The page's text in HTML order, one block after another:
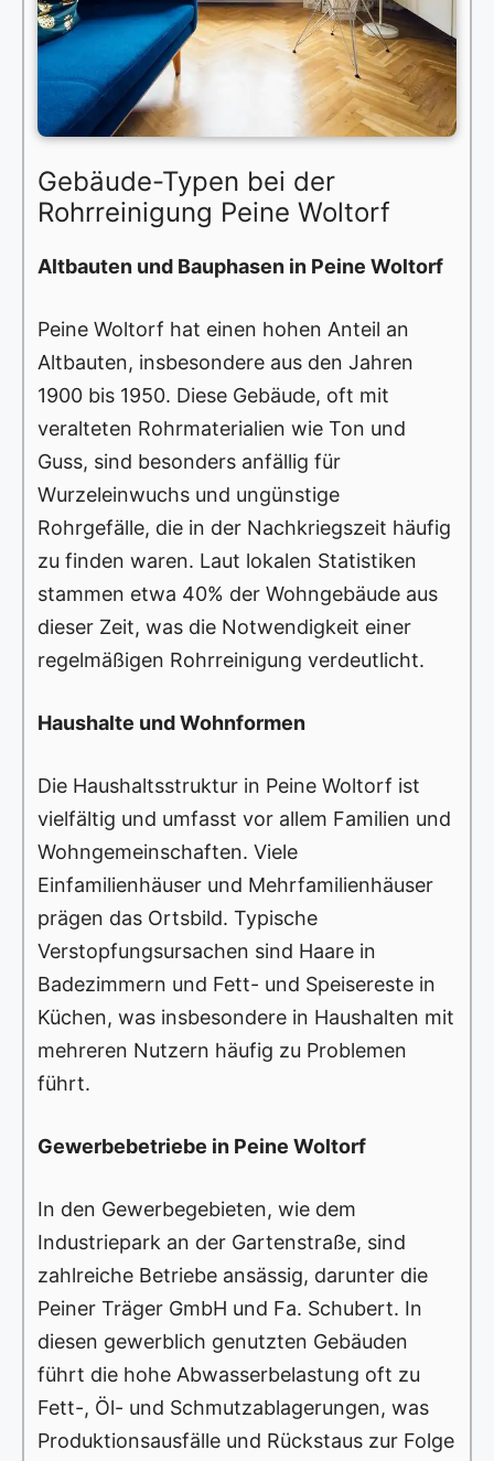
Gebäude-Typen bei der
Rohrreinigung Peine Woltorf
Altbauten und Bauphasen in Peine Woltorf
Peine Woltorf hat einen hohen Anteil an
Altbauten, insbesondere aus den Jahren
1900 bis 1950. Diese Gebäude, oft mit
veralteten Rohrmaterialien wie Ton und
Guss, sind besonders anfällig für
Wurzeleinwuchs und ungünstige
Rohrgefälle, die in der Nachkriegszeit häufig
zu finden waren. Laut lokalen Statistiken
stammen etwa 40% der Wohngebäude aus
dieser Zeit, was die Notwendigkeit einer
regelmäßigen Rohrreinigung verdeutlicht.
Haushalte und Wohnformen
Die Haushaltsstruktur in Peine Woltorf ist
vielfältig und umfasst vor allem Familien und
Wohngemeinschaften. Viele
Einfamilienhäuser und Mehrfamilienhäuser
prägen das Ortsbild. Typische
Verstopfungsursachen sind Haare in
Badezimmern und Fett- und Speisereste in
Küchen, was insbesondere in Haushalten mit
mehreren Nutzern häufig zu Problemen
führt.
Gewerbebetriebe in Peine Woltorf
In den Gewerbegebieten, wie dem
Industriepark an der Gartenstraße, sind
zahlreiche Betriebe ansässig, darunter die
Peiner Träger GmbH und Fa. Schubert. In
diesen gewerblich genutzten Gebäuden
führt die hohe Abwasserbelastung oft zu
Fett-, Öl- und Schmutzablagerungen, was
Produktionsausfälle und Rückstaus zur Folge